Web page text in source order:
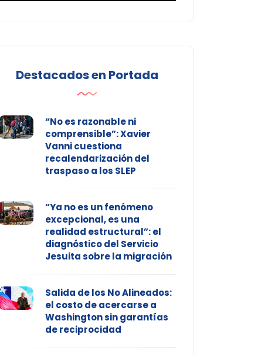
Destacados en Portada
“No es razonable ni
comprensible”: Xavier
Vanni cuestiona
recalendarización del
traspaso a los SLEP
“Ya no es un fenómeno
excepcional, es una
realidad estructural”: el
diagnóstico del Servicio
Jesuita sobre la migración
Salida de los No Alineados:
el costo de acercarse a
Washington sin garantías
de reciprocidad